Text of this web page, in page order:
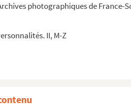
photographiques de
II, M-Z